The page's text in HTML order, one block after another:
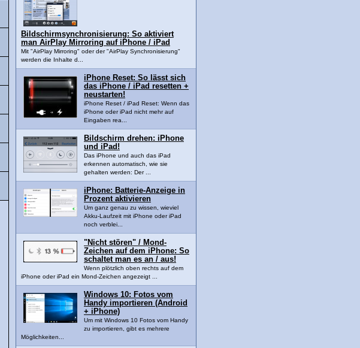
Bildschirmsynchronisierung: So aktiviert
man AirPlay Mirroring auf iPhone / iPad
Mit "AirPlay Mirroring" oder der "AirPlay Synchronisierung"
werden die Inhalte d...
iPhone Reset: So lässt sich
das iPhone / iPad resetten +
neustarten!
iPhone Reset / iPad Reset: Wenn das
iPhone oder iPad nicht mehr auf
Eingaben rea...
Bildschirm drehen: iPhone
und iPad!
Das iPhone und auch das iPad
erkennen automatisch, wie sie
gehalten werden: Der ...
iPhone: Batterie-Anzeige in
Prozent aktivieren
Um ganz genau zu wissen, wieviel
Akku-Laufzeit mit iPhone oder iPad
noch verblei...
"Nicht stören" / Mond-
Zeichen auf dem iPhone: So
schaltet man es an / aus!
Wenn plötzlich oben rechts auf dem
iPhone oder iPad ein Mond-Zeichen angezeigt ...
Windows 10: Fotos vom
Handy importieren (Android
+ iPhone)
Um mit Windows 10 Fotos vom Handy
zu importieren, gibt es mehrere
Möglichkeiten...